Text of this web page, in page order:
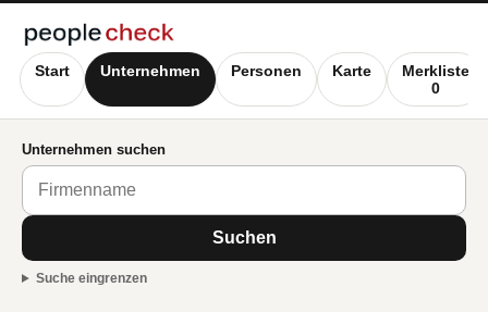
Start Unternehmen Personen Karte
Merkliste
0
Unternehmen suchen
Suchen
Suche eingrenzen